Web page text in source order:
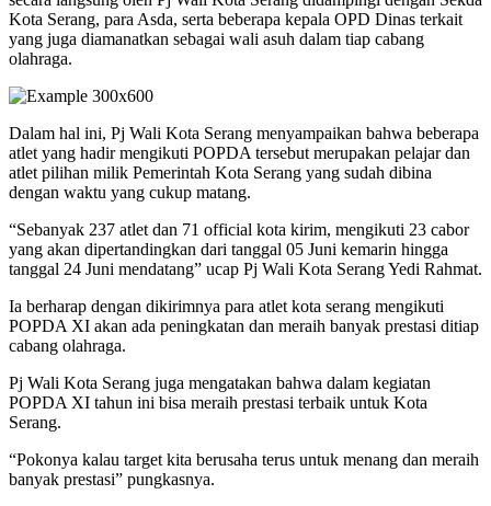
Kota Serang, para Asda, serta beberapa kepala OPD Dinas terkait
yang juga diamanatkan sebagai wali asuh dalam tiap cabang
olahraga.
Dalam hal ini, Pj Wali Kota Serang menyampaikan bahwa beberapa
atlet yang hadir mengikuti POPDA tersebut merupakan pelajar dan
atlet pilihan milik Pemerintah Kota Serang yang sudah dibina
dengan waktu yang cukup matang.
“Sebanyak 237 atlet dan 71 official kota kirim, mengikuti 23 cabor
yang akan dipertandingkan dari tanggal 05 Juni kemarin hingga
tanggal 24 Juni mendatang” ucap Pj Wali Kota Serang Yedi Rahmat.
Ia berharap dengan dikirimnya para atlet kota serang mengikuti
POPDA XI akan ada peningkatan dan meraih banyak prestasi ditiap
cabang olahraga.
Pj Wali Kota Serang juga mengatakan bahwa dalam kegiatan
POPDA XI tahun ini bisa meraih prestasi terbaik untuk Kota
Serang.
“Pokonya kalau target kita berusaha terus untuk menang dan meraih
banyak prestasi” pungkasnya.